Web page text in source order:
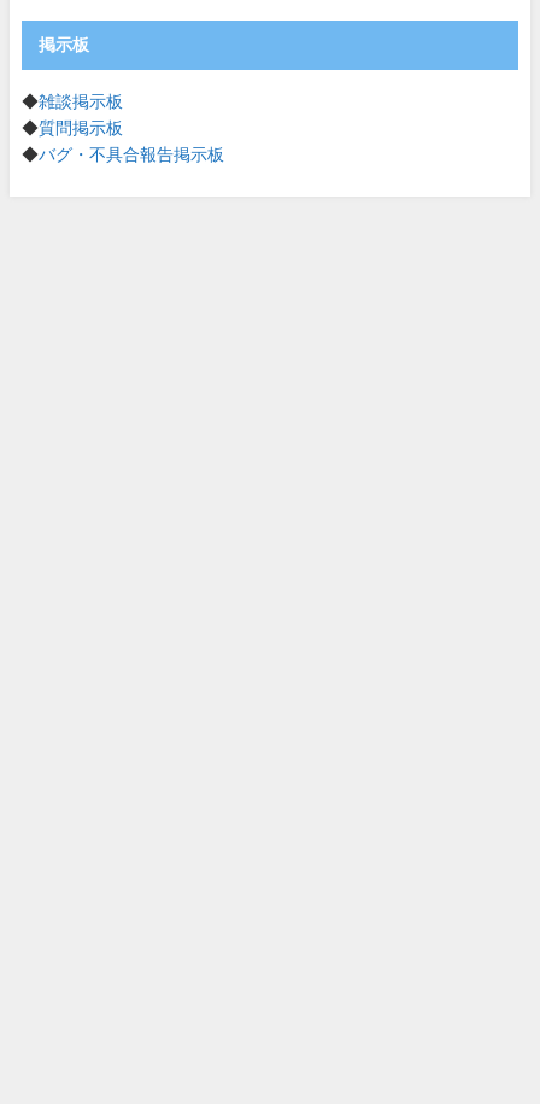
掲示板
◆雑談掲示板
◆質問掲示板
◆バグ・不具合報告掲示板